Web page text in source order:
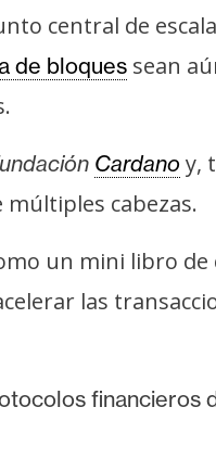
central de
de bloques sean
Cardano y,
cabezas.
un mini libro
las
financieros